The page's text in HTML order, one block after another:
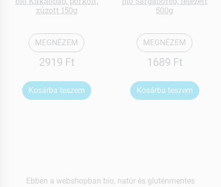
zúzott 150g
MEGNÉZEM
2919 Ft
Kosárba teszem
500g
MEGNÉZEM
1689 Ft
Kosárba teszem
Ebben a webshopban bio, natúr és gluténmentes